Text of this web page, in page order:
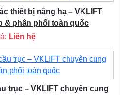
thiết bị nâng hạ – VKLIFT
& phân phối toàn quốc
Liên hệ
trục – VKLIFT chuyên cung